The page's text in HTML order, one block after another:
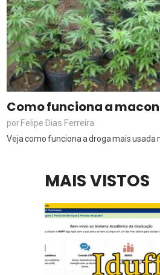
Como funciona a
porFelipe Dias Ferreira
Veja como funciona a droga mais usada
MAIS VISTOS